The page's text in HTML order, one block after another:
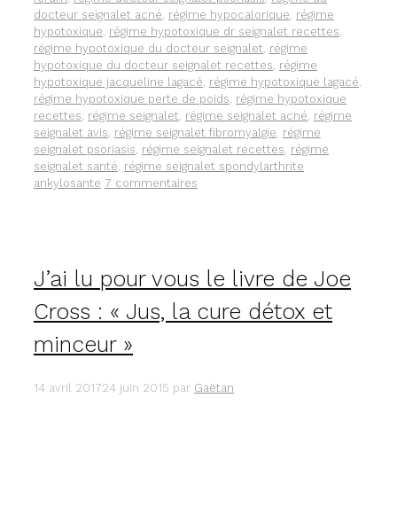
docteur seignalet acné régime hypocalorique régime
hypotoxique régime hypotoxique dr seignalet recettes
régime hypotoxique du docteur seignalet régime
hypotoxique du docteur seignalet recettes régime
hypotoxique jacqueline lagacé régime hypotoxique lagacé
régime hypotoxique perte de poids régime hypotoxique
recettes régime seignalet régime seignalet acné régime
seignalet avis régime seignalet fibromyalgie régime
seignalet psoriasis régime seignalet recettes régime
seignalet santé régime seignalet spondylarthrite
ankylosante 7 commentaires
J’ai lu pour vous le livre de Joe
Cross : « Jus, la cure détox et
minceur »
14 avril 201724 juin 2015 par Gaëtan